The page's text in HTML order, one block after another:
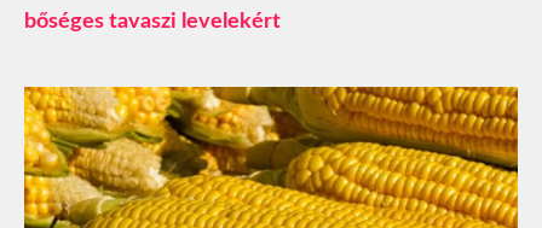
bőséges tavaszi levelekért